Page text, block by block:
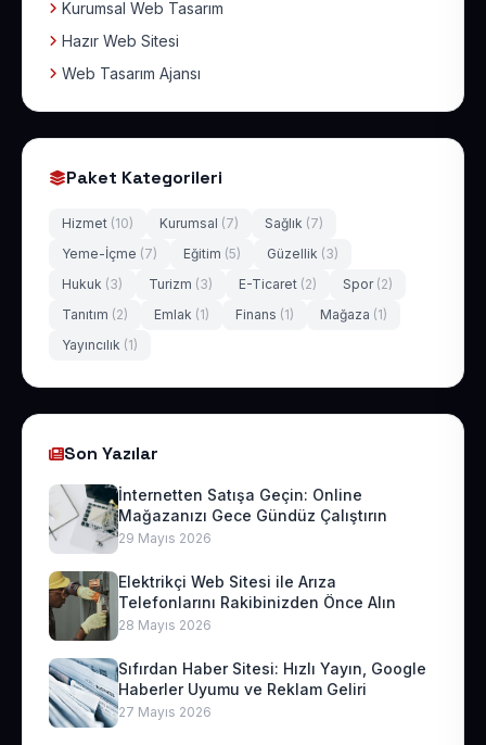
Kurumsal Web Tasarım
Hazır Web Sitesi
Web Tasarım Ajansı
Paket Kategorileri
Hizmet (10) Kurumsal (7) Sağlık (7)
Yeme-İçme (7) Eğitim (5) Güzellik (3)
Hukuk (3) Turizm (3) E-Ticaret (2) Spor (2)
Tanıtım (2) Emlak (1) Finans (1) Mağaza (1)
Yayıncılık (1)
Son Yazılar
İnternetten Satışa Geçin: Online
Mağazanızı Gece Gündüz Çalıştırın
29 Mayıs 2026
Elektrikçi Web Sitesi ile Arıza
Telefonlarını Rakibinizden Önce Alın
28 Mayıs 2026
Sıfırdan Haber Sitesi: Hızlı Yayın, Google
Haberler Uyumu ve Reklam Geliri
27 Mayıs 2026